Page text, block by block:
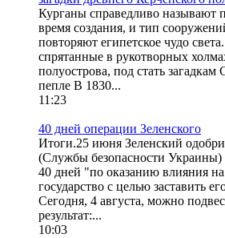
Курганы справедливо называют
время создания, и тип
повторяют египетское чудо
спрятанные в рукотворных
полуострова, под стать
пепле В 1830...
11:23
40 дней операции Зеленского
Итоги.25 июня Зеленский
(Службы безопасности
40 дней "по оказанию влияния на
государство с целью заставить
Сегодня, 4 августа, можно
результат:...
10:03